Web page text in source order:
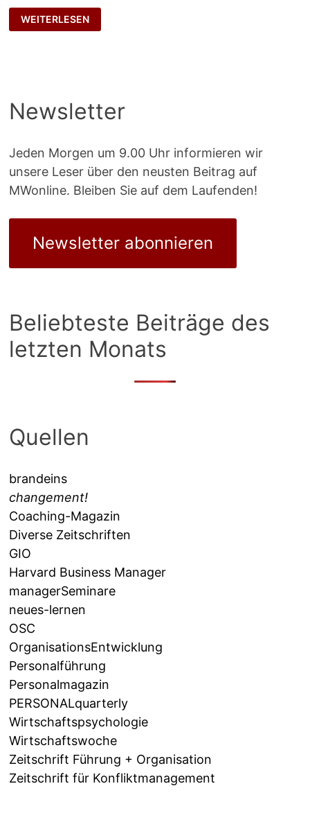
SCHNELL
UND
SCHMUTZIG
WEITERLESEN
Newsletter
Jeden Morgen um 9.00 Uhr informieren wir
unsere Leser über den neusten Beitrag auf
MWonline. Bleiben Sie auf dem Laufenden!
Newsletter abonnieren
Beliebteste Beiträge des
letzten Monats
Quellen
brandeins
changement!
Coaching-Magazin
Diverse Zeitschriften
GIO
Harvard Business Manager
managerSeminare
neues-lernen
OSC
OrganisationsEntwicklung
Personalführung
Personalmagazin
PERSONALquarterly
Wirtschaftspsychologie
Wirtschaftswoche
Zeitschrift Führung + Organisation
Zeitschrift für Konfliktmanagement